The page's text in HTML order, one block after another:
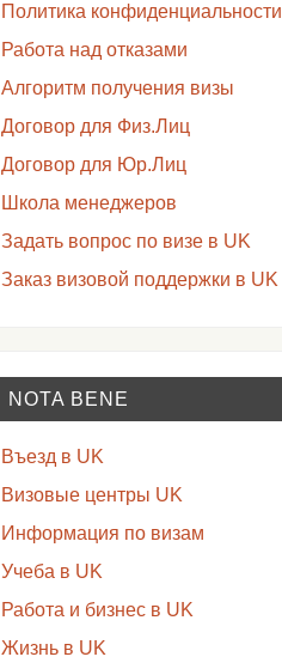
Политика конфиденциальности
Работа над отказами
Алгоритм получения визы
Договор для Физ.Лиц
Договор для Юр.Лиц
Школа менеджеров
Задать вопрос по визе в UK
Заказ визовой поддержки в UK
NOTA BENE
Въезд в UK
Визовые центры UK
Информация по визам
Учеба в UK
Работа и бизнес в UK
Жизнь в UK